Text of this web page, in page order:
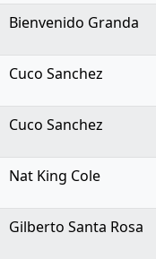
Bienvenido Granda
Cuco Sanchez
Cuco Sanchez
Nat King Cole
Gilberto Santa Rosa